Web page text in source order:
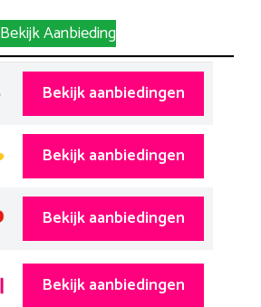
Bekijk Aanbieding
Bekijk aanbiedingen
Bekijk aanbiedingen
Bekijk aanbiedingen
Bekijk aanbiedingen